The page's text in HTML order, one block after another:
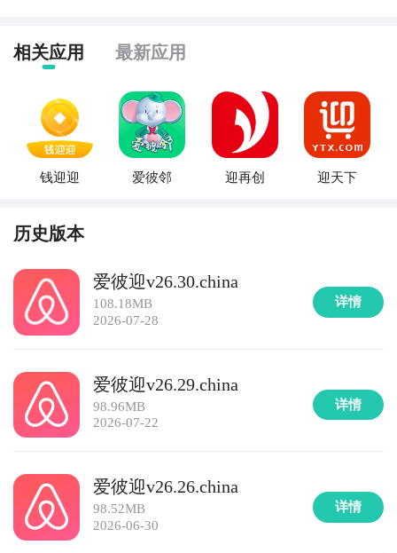
相关应用 最新应用
钱迎迎 爱彼邻 迎再创 迎天下
历史版本
爱彼迎v26.30.china
108.18MB
2026-07-28
详情
爱彼迎v26.29.china
98.96MB
2026-07-22
详情
爱彼迎v26.26.china
98.52MB
2026-06-30
详情